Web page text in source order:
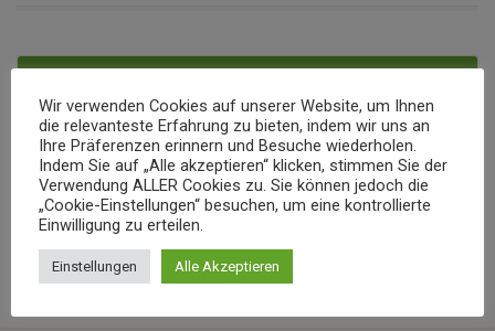
Montag | 4. März 2019
Den ganzen Tag
SAVE EVENT TO CALENDAR
Wir verwenden Cookies auf unserer Website, um Ihnen
die relevanteste Erfahrung zu bieten, indem wir uns an
Ihre Präferenzen erinnern und Besuche wiederholen.
Indem Sie auf „Alle akzeptieren“ klicken, stimmen Sie der
Verwendung ALLER Cookies zu. Sie können jedoch die
„Cookie-Einstellungen“ besuchen, um eine kontrollierte
Einwilligung zu erteilen.
Einstellungen Alle Akzeptieren